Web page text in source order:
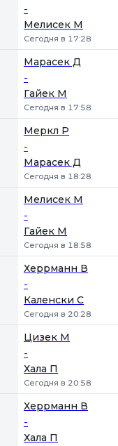
-
Мелисек М
Сегодня в 17:28
Марасек Д
-
Гайек М
Сегодня в 17:58
Меркл Р
-
Марасек Д
Сегодня в 18:28
Мелисек М
-
Гайек М
Сегодня в 18:58
Херрманн В
-
Каленски С
Сегодня в 20:28
Цизек М
-
Хала П
Сегодня в 20:58
Херрманн В
-
Хала П